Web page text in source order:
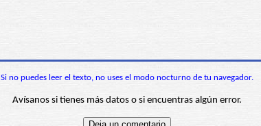
Si no puedes leer el texto, no uses el modo nocturno de tu navegador.
Avísanos si tienes más datos o si encuentras algún error.